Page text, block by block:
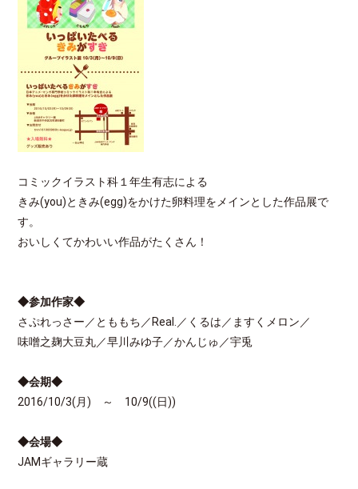
コミックイラスト科１年生有志による
きみ(you)ときみ(egg)をかけた卵料理をメインとした作品展で
す。
おいしくてかわいい作品がたくさん！
◆参加作家◆
さぷれっさー／とももち／Real.／くるは／ますくメロン／
味噌之麹大豆丸／早川みゆ子／かんじゅ／宇兎
◆会期◆
2016/10/3(月) ～ 10/9((日))
◆会場◆
JAMギャラリー蔵